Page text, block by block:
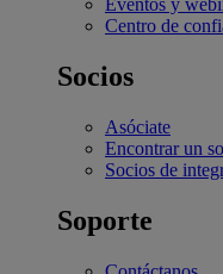
Eventos y
Centro de
Socios
Asóciate
Encontrar un
Socios de
Soporte